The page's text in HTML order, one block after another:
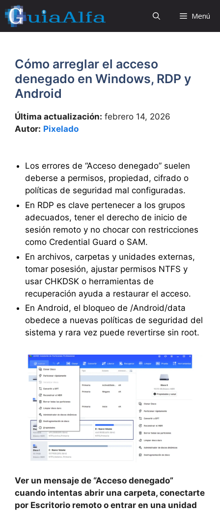
Saltar
al
contenido
Menú
Cómo arreglar el acceso
denegado en Windows, RDP y
Android
Última actualización: febrero 14, 2026
Autor: Pixelado
Los errores de “Acceso denegado” suelen
deberse a permisos, propiedad, cifrado o
políticas de seguridad mal configuradas.
En RDP es clave pertenecer a los grupos
adecuados, tener el derecho de inicio de
sesión remoto y no chocar con restricciones
como Credential Guard o SAM.
En archivos, carpetas y unidades externas,
tomar posesión, ajustar permisos NTFS y
usar CHKDSK o herramientas de
recuperación ayuda a restaurar el acceso.
En Android, el bloqueo de /Android/data
obedece a nuevas políticas de seguridad del
sistema y rara vez puede revertirse sin root.
Ver un mensaje de “Acceso denegado”
cuando intentas abrir una carpeta, conectarte
por Escritorio remoto o entrar en una unidad